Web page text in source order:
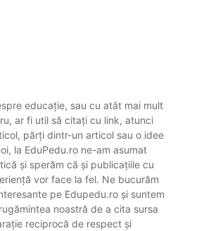
educație, sau cu atât mai mult
ar fi util să citați cu link, atunci
părți dintr-un articol sau o idee
la EduPedu.ro ne-am asumat
și sperăm că și publicațiile cu
vor face la fel. Ne bucurăm
pe Edupedu.ro și suntem
noastră de a cita sursa
reciprocă de respect și